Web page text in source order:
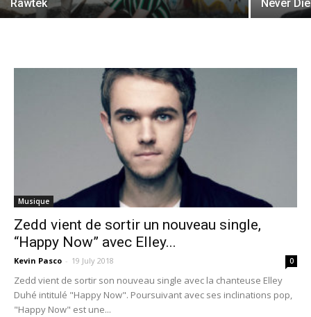
Rawtek
Never
Musique
Zedd vient de sortir un nouveau single,
“Happy Now” avec Elley...
Kevin Pasco - 19 July 2018 0
Zedd vient de sortir son nouveau single avec la chanteuse Elley
Duhé intitulé "Happy Now". Poursuivant avec ses inclinations pop,
"Happy Now" est une...